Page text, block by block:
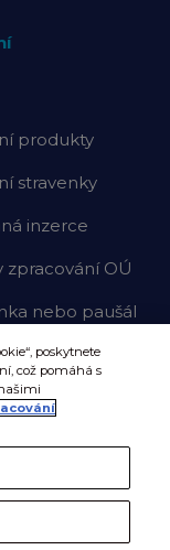
produkty
stravenky
inzerce
zpracování OÚ
nebo paušál
poskytnete
což pomáhá s